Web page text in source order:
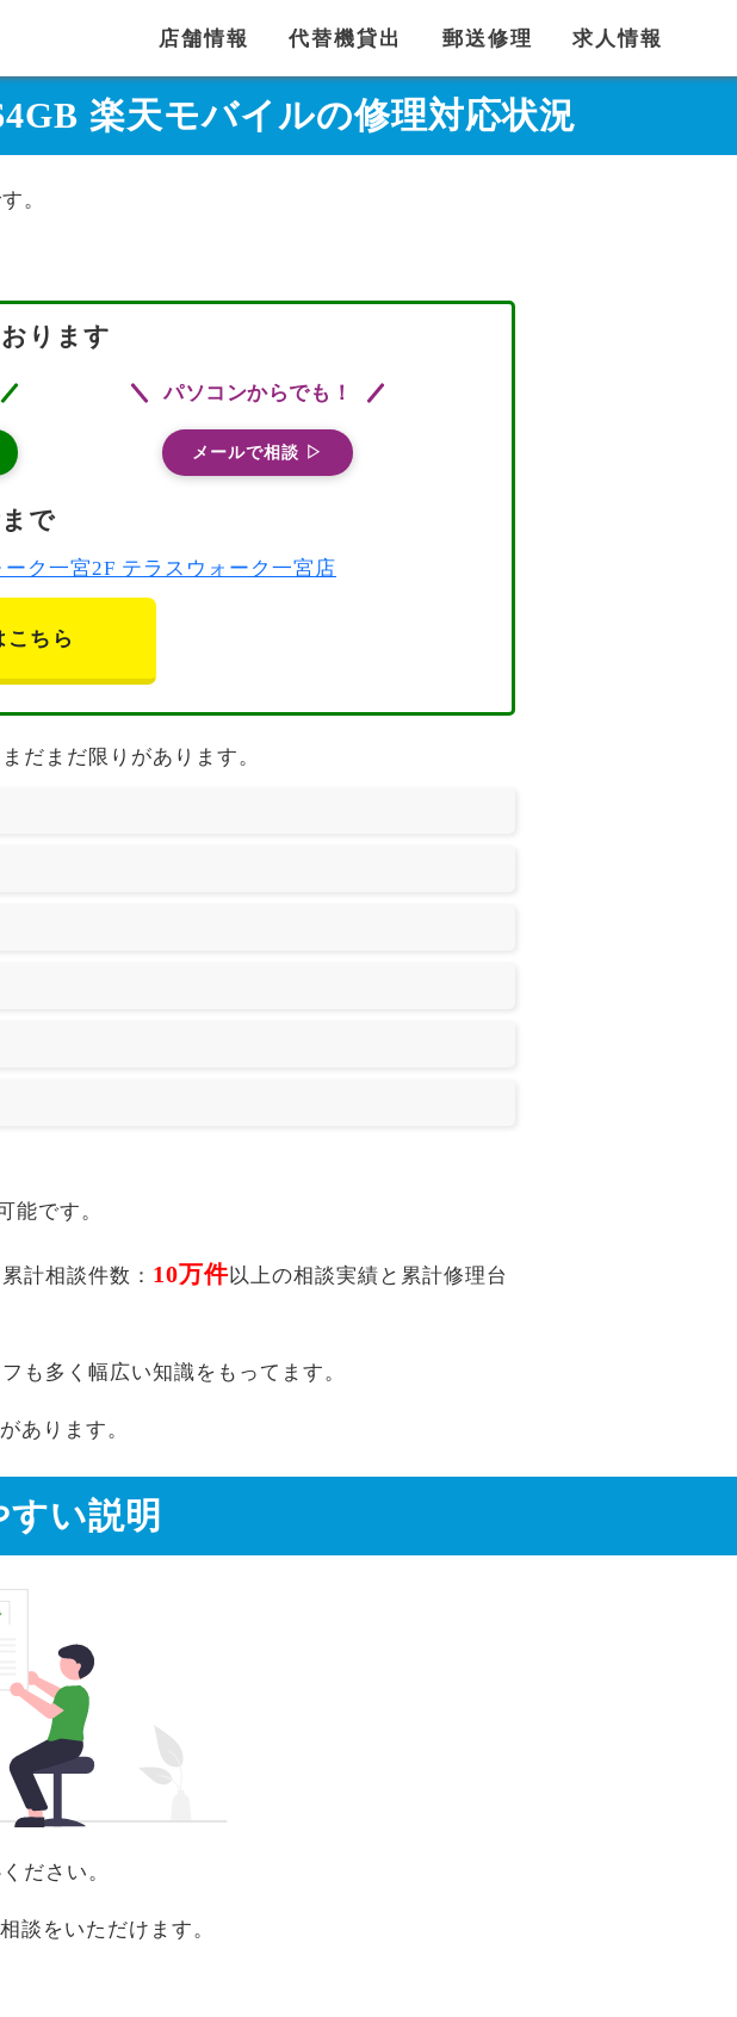
店舗情報 代替機貸出 郵送修理 求人情報
楽天モバイルの修理対応状況
。
ります
パソコンからでも！
メールで相談 ▷
で
ク一宮2F テラスウォーク一宮店
ちら
だまだ限りがあります。
能です。
計相談件数： 10万件以上の相談実績と累計修理台
も多く幅広い知識をもってます。
あります。
い説明
ださい。
談をいただけます。